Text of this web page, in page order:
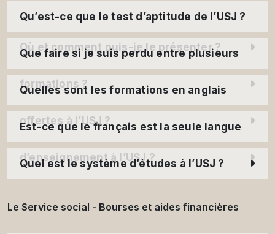
Qu’est-ce que le test d’aptitude de l’USJ ?
Où et comment puis-je le présenter ?
Que faire si je suis perdu entre plusieurs
formations ?
Quelles sont les formations en anglais
offertes à l’USJ ?
Est-ce que le français est la seule langue
d’enseignement à l’USJ ?
Quel est le système d’études à l’USJ ?
Le Service social - Bourses et aides financières